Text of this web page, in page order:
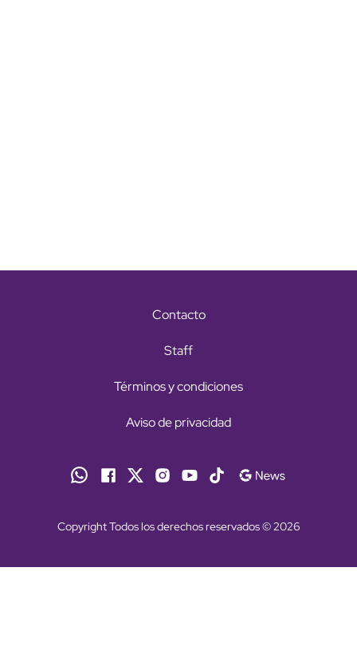
Contacto
Staff
Términos y condiciones
Aviso de privacidad
Copyright Todos los derechos reservados © 2026